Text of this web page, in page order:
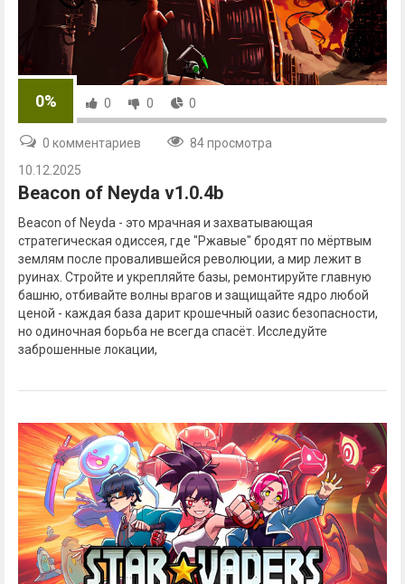
0% 0 0 0
0 комментариев
84 просмотра
10.12.2025
Beacon of Neyda v1.0.4b
Beacon of Neyda - это мрачная и захватывающая
стратегическая одиссея, где "Ржавые" бродят по мёртвым
землям после провалившейся революции, а мир лежит в
руинах. Стройте и укрепляйте базы, ремонтируйте главную
башню, отбивайте волны врагов и защищайте ядро любой
ценой - каждая база дарит крошечный оазис безопасности,
но одиночная борьба не всегда спасёт. Исследуйте
заброшенные локации,